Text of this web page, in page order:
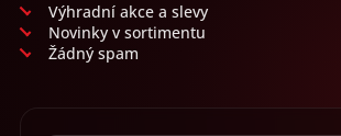
Výhradní akce a slevy
Novinky v sortimentu
Žádný spam